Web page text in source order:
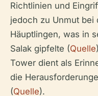
Richtlinien und
jedoch zu Unmut bei
Häuptlingen, was in
Salak gipfelte (Quelle
Tower dient als
die
(Quelle).